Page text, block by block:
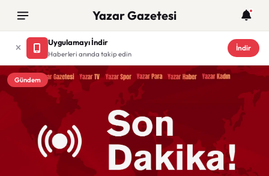
Yazar Gazetesi
Uygulamayı İndir
Haberleri anında takip edin
İndir
Gündem